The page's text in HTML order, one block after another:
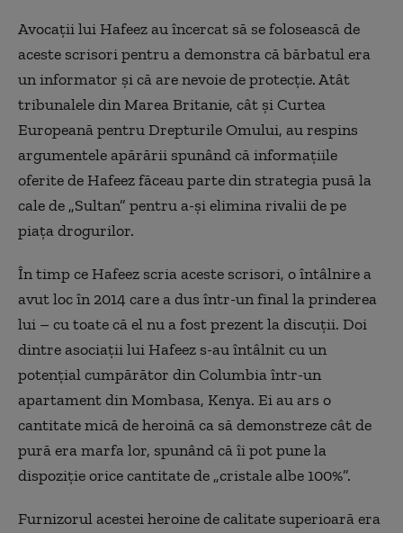
Avocații lui Hafeez au încercat să se folosească de
aceste scrisori pentru a demonstra că bărbatul era
un informator și că are nevoie de protecție. Atât
tribunalele din Marea Britanie, cât și Curtea
Europeană pentru Drepturile Omului, au respins
argumentele apărării spunând că informațiile
oferite de Hafeez făceau parte din strategia pusă la
cale de „Sultan” pentru a-și elimina rivalii de pe
piața drogurilor.
În timp ce Hafeez scria aceste scrisori, o întâlnire a
avut loc în 2014 care a dus într-un final la prinderea
lui – cu toate că el nu a fost prezent la discuții. Doi
dintre asociații lui Hafeez s-au întâlnit cu un
potențial cumpărător din Columbia într-un
apartament din Mombasa, Kenya. Ei au ars o
cantitate mică de heroină ca să demonstreze cât de
pură era marfa lor, spunând că îi pot pune la
dispoziție orice cantitate de „cristale albe 100%”.
Furnizorul acestei heroine de calitate superioară era